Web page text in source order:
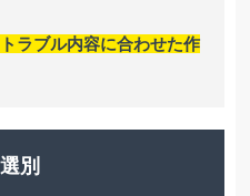
ラブル内容に合わせた作
別